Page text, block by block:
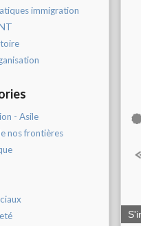
immigration
- Asile
nos frontières